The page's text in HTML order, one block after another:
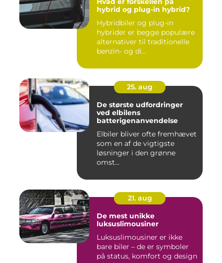
hybrid og plug-in hybrid?
Hybridbiler og plug-in
hybrider er begge populære
alternativer til traditionelle
benzin- og di...
25. aug
De største udfordringer
ved elbilens
batterigenanvendelse
Elbiler bliver ofte fremhævet
som en af de vigtigste
løsninger i den grønne
omst...
21. aug
De mest unikke
luksuslimousiner
Luksuslimousiner er ikke
bare biler – de er symboler
på status, komfort og design